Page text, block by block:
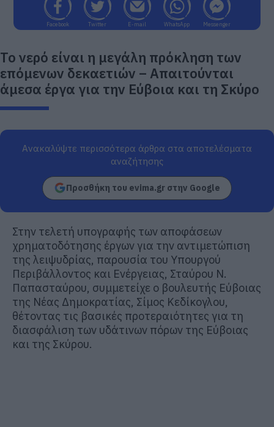
Facebook Twitter E-mail WhatsApp Messenger
Το νερό είναι η μεγάλη πρόκληση των
επόμενων δεκαετιών – Απαιτούνται
άμεσα έργα για την Εύβοια και τη Σκύρο
Ανακαλύψτε περισσότερα άρθρα στα αποτελέσματα
αναζήτησης
Προσθήκη του evima.gr στην Google
Στην τελετή υπογραφής των αποφάσεων
χρηματοδότησης έργων για την αντιμετώπιση
της λειψυδρίας, παρουσία του Υπουργού
Περιβάλλοντος και Ενέργειας, Σταύρου Ν.
Παπασταύρου, συμμετείχε ο βουλευτής Εύβοιας
της Νέας Δημοκρατίας, Σίμος Κεδίκογλου,
θέτοντας τις βασικές προτεραιότητες για τη
διασφάλιση των υδάτινων πόρων της Εύβοιας
και της Σκύρου.